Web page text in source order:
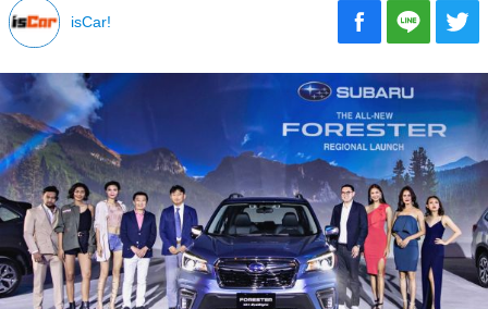
isCar!